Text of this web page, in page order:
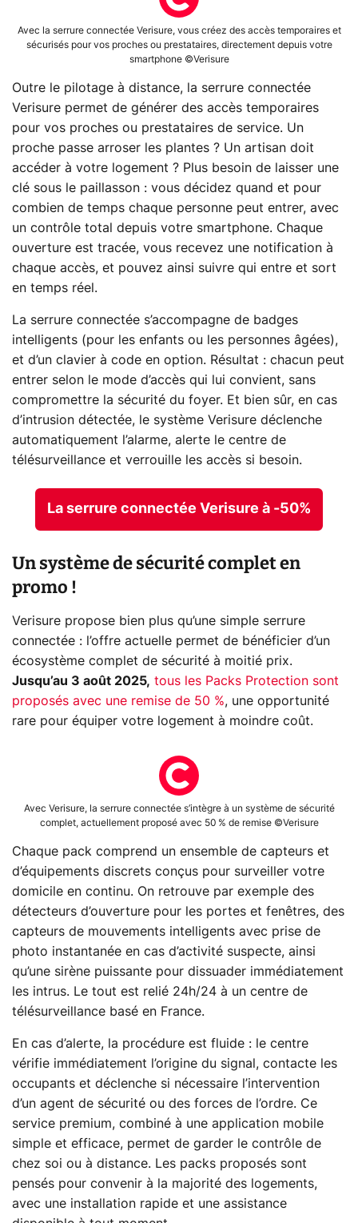
Avec la serrure connectée Verisure, vous créez des accès temporaires et
sécurisés pour vos proches ou prestataires, directement depuis votre
smartphone ©Verisure
Outre le pilotage à distance, la serrure connectée
Verisure permet de générer des accès temporaires
pour vos proches ou prestataires de service. Un
proche passe arroser les plantes ? Un artisan doit
accéder à votre logement ? Plus besoin de laisser une
clé sous le paillasson : vous décidez quand et pour
combien de temps chaque personne peut entrer, avec
un contrôle total depuis votre smartphone. Chaque
ouverture est tracée, vous recevez une notification à
chaque accès, et pouvez ainsi suivre qui entre et sort
en temps réel.
La serrure connectée s’accompagne de badges
intelligents (pour les enfants ou les personnes âgées),
et d’un clavier à code en option. Résultat : chacun peut
entrer selon le mode d’accès qui lui convient, sans
compromettre la sécurité du foyer. Et bien sûr, en cas
d’intrusion détectée, le système Verisure déclenche
automatiquement l’alarme, alerte le centre de
télésurveillance et verrouille les accès si besoin.
La serrure connectée Verisure à -50%
Un système de sécurité complet en
promo !
Verisure propose bien plus qu’une simple serrure
connectée : l’offre actuelle permet de bénéficier d’un
écosystème complet de sécurité à moitié prix.
Jusqu’au 3 août 2025, tous les Packs Protection sont
proposés avec une remise de 50 %, une opportunité
rare pour équiper votre logement à moindre coût.
Avec Verisure, la serrure connectée s’intègre à un système de sécurité
complet, actuellement proposé avec 50 % de remise ©Verisure
Chaque pack comprend un ensemble de capteurs et
d’équipements discrets conçus pour surveiller votre
domicile en continu. On retrouve par exemple des
détecteurs d’ouverture pour les portes et fenêtres, des
capteurs de mouvements intelligents avec prise de
photo instantanée en cas d’activité suspecte, ainsi
qu’une sirène puissante pour dissuader immédiatement
les intrus. Le tout est relié 24h/24 à un centre de
télésurveillance basé en France.
En cas d’alerte, la procédure est fluide : le centre
vérifie immédiatement l’origine du signal, contacte les
occupants et déclenche si nécessaire l’intervention
d’un agent de sécurité ou des forces de l’ordre. Ce
service premium, combiné à une application mobile
simple et efficace, permet de garder le contrôle de
chez soi ou à distance. Les packs proposés sont
pensés pour convenir à la majorité des logements,
avec une installation rapide et une assistance